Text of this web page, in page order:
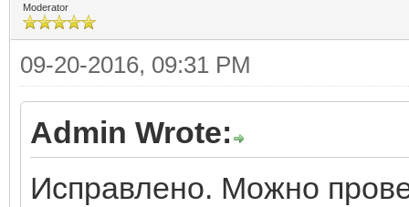
Moderator
09-20-2016, 09:31 PM
Admin Wrote:
Исправлено. Можно